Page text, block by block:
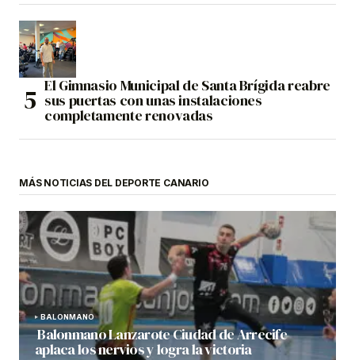
El Gimnasio Municipal de Santa Brígida reabre
sus puertas con unas instalaciones
completamente renovadas
MÁS NOTICIAS DEL DEPORTE CANARIO
BALONMANO
Balonmano Lanzarote Ciudad de Arrecife
aplaca los nervios y logra la victoria